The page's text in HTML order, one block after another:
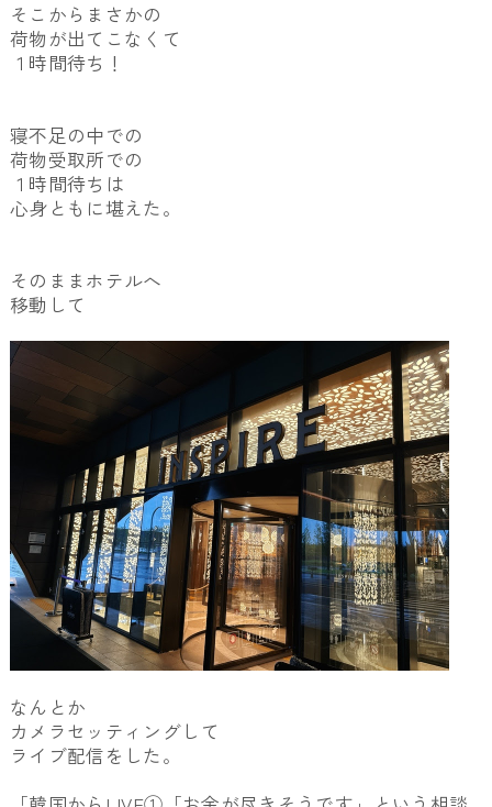
そこからまさかの
荷物が出てこなくて
１時間待ち！
寝不足の中での
荷物受取所での
１時間待ちは
心身ともに堪えた。
そのままホテルへ
移動して
なんとか
カメラセッティングして
ライブ配信をした。